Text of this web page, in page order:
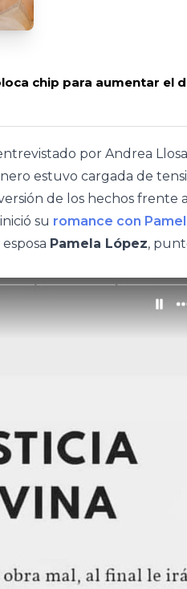
chip para aumentar el
por Andrea Llosa
estuvo cargada de
de los hechos frente
su romance con
Pamela López,